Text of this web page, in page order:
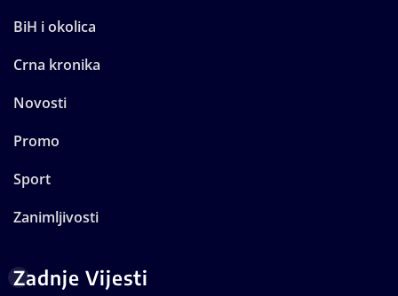
BiH i okolica
Crna kronika
Novosti
Promo
Sport
Zanimljivosti
Zadnje Vijesti